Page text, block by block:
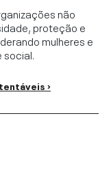
não
proteção e
mulheres e
›